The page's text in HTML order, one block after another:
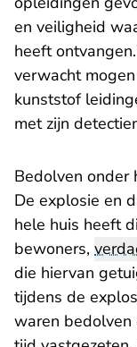
en veiligheid
heeft
verwacht
kunststof
met zijn
Bedolven onder
De explosie en
hele huis heeft
bewoners,
die hiervan
tijdens de
waren bedolven